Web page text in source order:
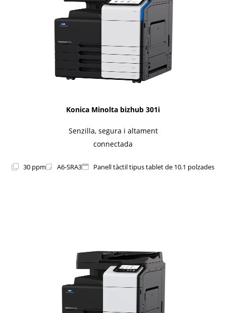
Konica Minolta bizhub 301i
Senzilla, segura i altament
connectada
30 ppm A6-SRA3 Panell tàctil tipus tablet de 10.1 polzades